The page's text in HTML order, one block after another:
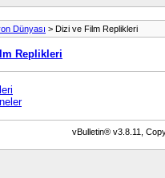
Dünyası > Dizi ve Film Replikleri
Replikleri
vBulletin® v3.8.11,